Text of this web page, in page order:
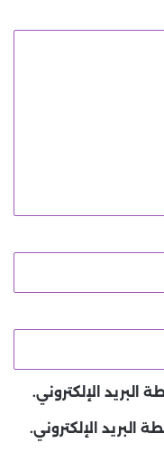
البريد الإلكتروني.
البريد الإلكتروني.